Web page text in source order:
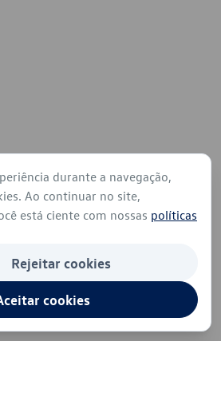
durante a navegação,
Ao continuar no site,
está ciente com nossas políticas
Rejeitar cookies
cookies